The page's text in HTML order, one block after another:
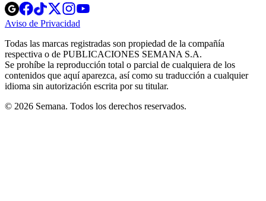
Opens
in
new
Opens
in
new
Opens
in
new
window
Opens
new
windowwindow
Aviso de Privacidad
new
window
Todas las marcas registradas son propiedad de la compañía
respectiva o de PUBLICACIONES SEMANA S.A.
Se prohíbe la reproducción total o parcial de cualquiera de los
contenidos que aquí aparezca, así como su traducción a cualquier
idioma sin autorización escrita por su titular.
© 2026 Semana. Todos los derechos reservados.